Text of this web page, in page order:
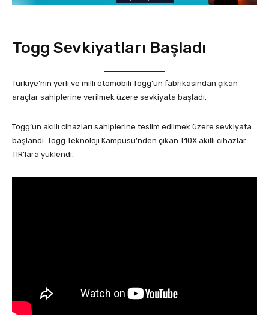
Togg Sevkiyatları Başladı
Türkiye’nin yerli ve milli otomobili Togg’un fabrikasından çıkan
araçlar sahiplerine verilmek üzere sevkiyata başladı.
Togg’un akıllı cihazları sahiplerine teslim edilmek üzere sevkiyata
başlandı. Togg Teknoloji Kampüsü’nden çıkan T10X akıllı cihazlar
TIR’lara yüklendi.